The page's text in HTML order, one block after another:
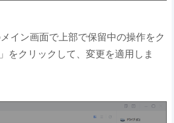
イン画面で上部で保留中の操作をク
をクリックして、変更を適用しま